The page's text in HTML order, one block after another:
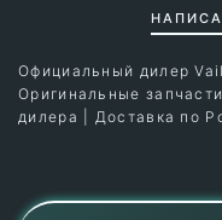
Официальный дилер
Оригинальные
дилера | Доставка по